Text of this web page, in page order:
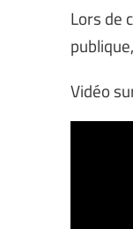
Lors de
Vidéo